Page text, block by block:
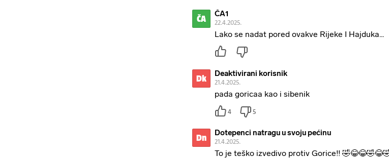
ČA ČA1
22.4.2025.
Lako se nadat pored ovakve Rijeke I Hajduka...
Dk Deaktivirani korisnik
21.4.2025.
pada goricaa kao i sibenik
4 5
Dn Dotepenci natragu u svoju pećinu
21.4.2025.
To je teško izvedivo protiv Gorice!!